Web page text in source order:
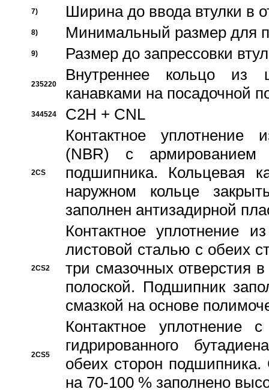
7) Ширина до ввода втулки в
8) Минимальный размер для
9) Размер до запрессовки
235220
Внутреннее кольцо из
канавками на посадочной
344524 C2H + CNL
2CS
Контактное уплотнение
(NBR) с
подшипника. Кольцевая
наружном кольце
заполнен антизадирной
2CS2
Контактное уплотнение
листовой сталью с обеих
три смазочных отверстия
полоской. Подшипник
смазкой на основе
2CS5
Контактное уплотнение
гидрированного
обеих сторон
на 70-100 % заполнено